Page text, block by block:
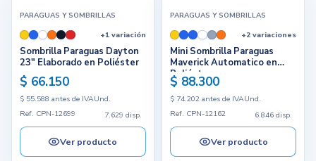
PARAGUAS Y SOMBRILLAS
+1 variación
Sombrilla Paraguas Dayton
23" Elaborado en Poliéster
$ 66.150
$ 55.588 antes de IVAUnd.
Ref. CPN-12699
7.629 disp.
Ver producto
PARAGUAS Y SOMBRILLAS
+2 variaciones
Mini Sombrilla Paraguas
Maverick Automatico en
Poliéster
$ 88.300
$ 74.202 antes de IVAUnd.
Ref. CPN-12162
6.846 disp.
Ver producto